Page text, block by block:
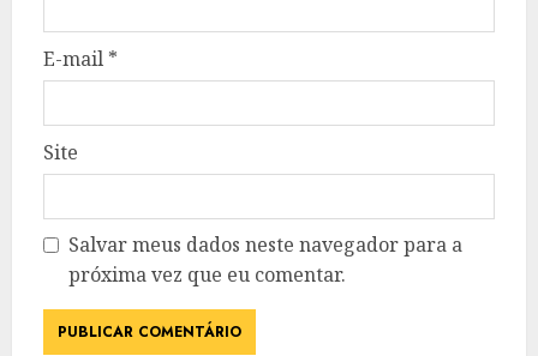
E-mail *
Site
Salvar meus dados neste navegador para a
próxima vez que eu comentar.